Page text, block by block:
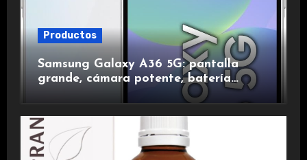
Productos
Samsung Galaxy A36 5G: pantalla
grande, cámara potente, batería
duradera y carga rápida para una
experiencia premium.